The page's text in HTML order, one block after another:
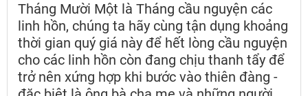
Tháng Mười Một là Tháng cầu nguyện các
linh hồn, chúng ta hãy cùng tận dụng khoảng
thời gian quý giá này để hết lòng cầu nguyện
cho các linh hồn còn đang chịu thanh tẩy để
trở nên xứng hợp khi bước vào thiên đàng -